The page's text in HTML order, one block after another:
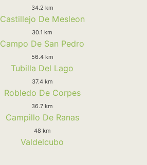
34.2 km
Castillejo De Mesleon
30.1 km
Campo De San Pedro
56.4 km
Tubilla Del Lago
37.4 km
Robledo De Corpes
36.7 km
Campillo De Ranas
48 km
Valdelcubo